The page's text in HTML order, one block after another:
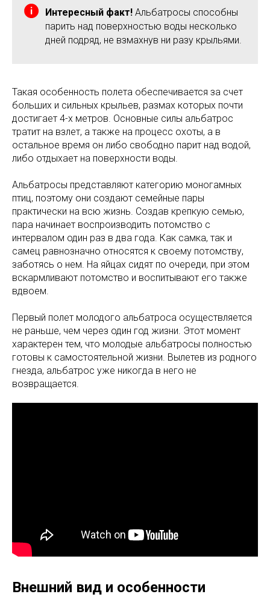
Интересный факт! Альбатросы способны
парить над поверхностью воды несколько
дней подряд, не взмахнув ни разу крыльями.
Такая особенность полета обеспечивается за счет
больших и сильных крыльев, размах которых почти
достигает 4-х метров. Основные силы альбатрос
тратит на взлет, а также на процесс охоты, а в
остальное время он либо свободно парит над водой,
либо отдыхает на поверхности воды.
Альбатросы представляют категорию моногамных
птиц, поэтому они создают семейные пары
практически на всю жизнь. Создав крепкую семью,
пара начинает воспроизводить потомство с
интервалом один раз в два года. Как самка, так и
самец равнозначно относятся к своему потомству,
заботясь о нем. На яйцах сидят по очереди, при этом
вскармливают потомство и воспитывают его также
вдвоем.
Первый полет молодого альбатроса осуществляется
не раньше, чем через один год жизни. Этот момент
характерен тем, что молодые альбатросы полностью
готовы к самостоятельной жизни. Вылетев из родного
гнезда, альбатрос уже никогда в него не
возвращается.
Внешний вид и особенности